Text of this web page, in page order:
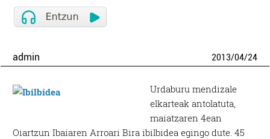
admin 2013/04/24
Urdaburu mendizale
elkarteak antolatuta,
maiatzaren 4ean
Oiartzun Ibaiaren Arroari Bira ibilbidea egingo dute. 45